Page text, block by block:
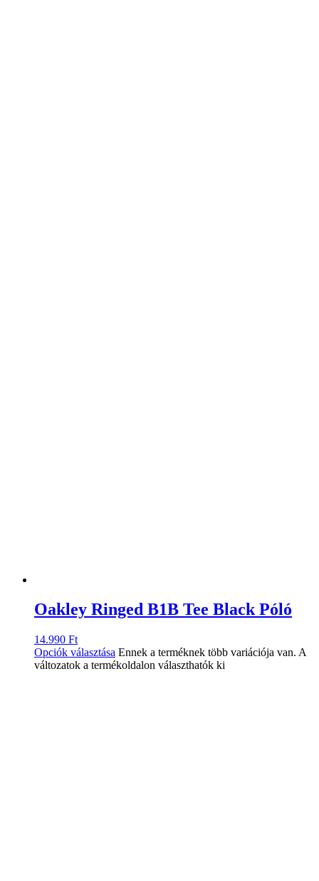
Oakley Ringed B1B Tee Black Póló
14.990 Ft
Opciók választása Ennek a terméknek több variációja van. A
változatok a termékoldalon választhatók ki